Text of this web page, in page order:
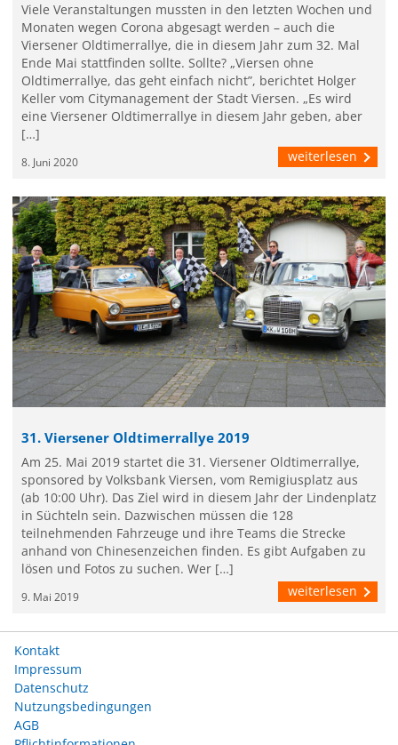
Viele Veranstaltungen mussten in den letzten Wochen und
Monaten wegen Corona abgesagt werden – auch die
Viersener Oldtimerrallye, die in diesem Jahr zum 32. Mal
Ende Mai stattfinden sollte. Sollte? „Viersen ohne
Oldtimerrallye, das geht einfach nicht”, berichtet Holger
Keller vom Citymanagement der Stadt Viersen. „Es wird
eine Viersener Oldtimerrallye in diesem Jahr geben, aber
[…]
8. Juni 2020 weiterlesen
31. Viersener Oldtimerrallye 2019
Am 25. Mai 2019 startet die 31. Viersener Oldtimerrallye,
sponsored by Volksbank Viersen, vom Remigiusplatz aus
(ab 10:00 Uhr). Das Ziel wird in diesem Jahr der Lindenplatz
in Süchteln sein. Dazwischen müssen die 128
teilnehmenden Fahrzeuge und ihre Teams die Strecke
anhand von Chinesenzeichen finden. Es gibt Aufgaben zu
lösen und Fotos zu suchen. Wer […]
9. Mai 2019 weiterlesen
Kontakt
Impressum
Datenschutz
Nutzungsbedingungen
AGB